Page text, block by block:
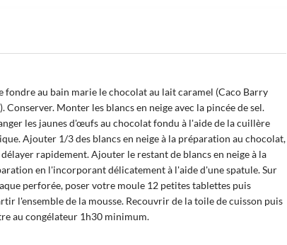
fondre au bain marie le chocolat au lait caramel (Caco Barry
Conserver. Monter les blancs en neige avec la pincée de sel.
les jaunes d'œufs au chocolat fondu à l'aide de la cuillère
Ajouter 1/3 des blancs en neige à la préparation au chocolat,
rapidement. Ajouter le restant de blancs en neige à la
en l'incorporant délicatement à l'aide d'une spatule. Sur
perforée, poser votre moule 12 petites tablettes puis
l'ensemble de la mousse. Recouvrir de la toile de cuisson puis
au congélateur 1h30 minimum.